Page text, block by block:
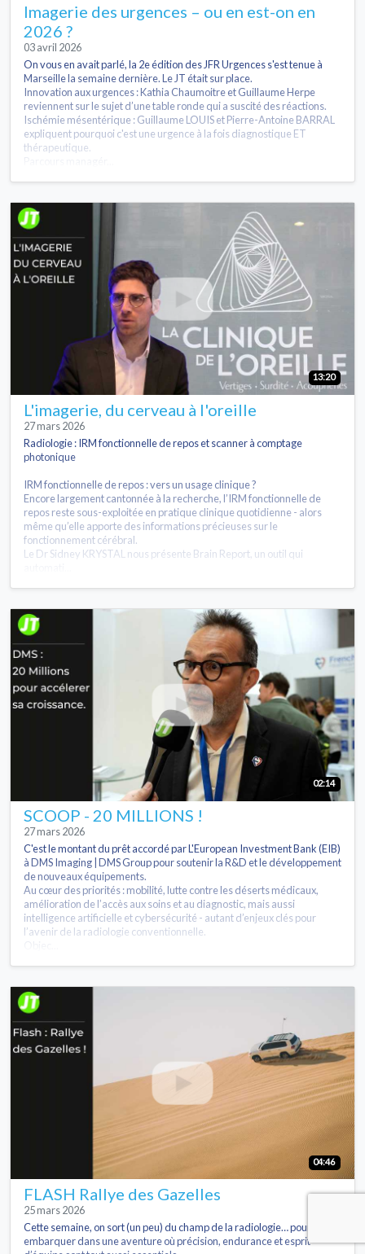
Imagerie des urgences – ou en est-on en
2026 ?
03 avril 2026
On vous en avait parlé, la 2e édition des JFR Urgences s'est tenue à
Marseille la semaine dernière. Le JT était sur place.
Innovation aux urgences : Kathia Chaumoitre et Guillaume Herpe
reviennent sur le sujet d’une table ronde qui a suscité des réactions.
Ischémie mésentérique : Guillaume LOUIS et Pierre-Antoine BARRAL
expliquent pourquoi c'est une urgence à la fois diagnostique ET
thérapeutique.
13:20
L'imagerie, du cerveau à l'oreille
27 mars 2026
Radiologie : IRM fonctionnelle de repos et scanner à comptage
photonique
IRM fonctionnelle de repos : vers un usage clinique ?
Encore largement cantonnée à la recherche, l’IRM fonctionnelle de
repos reste sous-exploitée en pratique clinique quotidienne - alors
même qu’elle apporte des informations précieuses sur le
fonctionnement cérébral.
Le Dr Sidney KRYSTAL nous présente Brain Report, un outil qui
02:14
SCOOP - 20 MILLIONS !
27 mars 2026
C'est le montant du prêt accordé par L'European Investment Bank (EIB)
à DMS Imaging | DMS Group pour soutenir la R&D et le développement
de nouveaux équipements.
Au cœur des priorités : mobilité, lutte contre les déserts médicaux,
amélioration de l’accès aux soins et au diagnostic, mais aussi
intelligence artificielle et cybersécurité - autant d’enjeux clés pour
l’avenir de la radiologie conventionnelle.
04:46
FLASH Rallye des Gazelles
25 mars 2026
Cette semaine, on sort (un peu) du champ de la radiologie… pour
embarquer dans une aventure où précision, endurance et esprit